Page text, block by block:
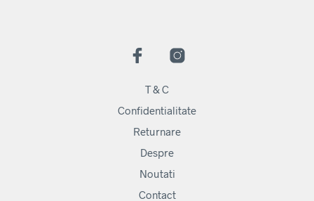
T & C
Confidentialitate
Returnare
Despre
Noutati
Contact